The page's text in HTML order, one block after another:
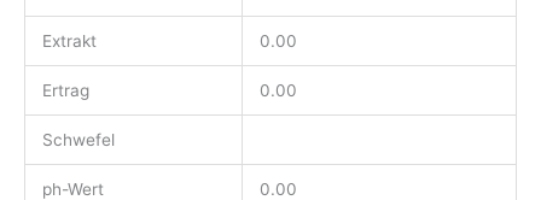
Extrakt 0.00
Ertrag 0.00
Schwefel
ph-Wert 0.00